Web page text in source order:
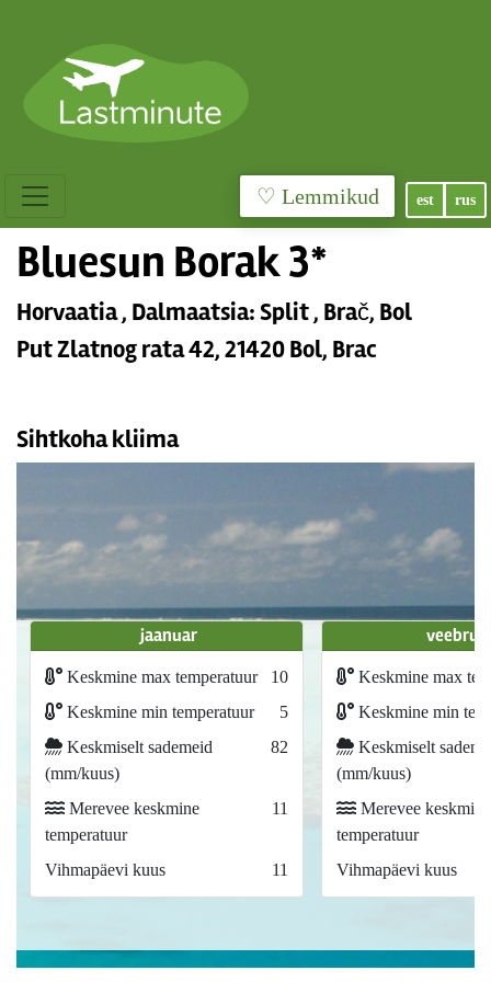
♡ Lemmikud est rus
Bluesun Borak 3*
Horvaatia , Dalmaatsia: Split , Brač, Bol
Put Zlatnog rata 42, 21420 Bol, Brac
Sihtkoha kliima
jaanuar
Keskmine max temperatuur
10
Keskmine min temperatuur
5
Keskmiselt sademeid
(mm/kuus)
82
Merevee keskmine
temperatuur
11
Vihmapäevi kuus 11
Keskmine max
Keskmine min
Keskmiselt
(mm/kuus)
Merevee keskmine
temperatuur
Vihmapäevi kuus